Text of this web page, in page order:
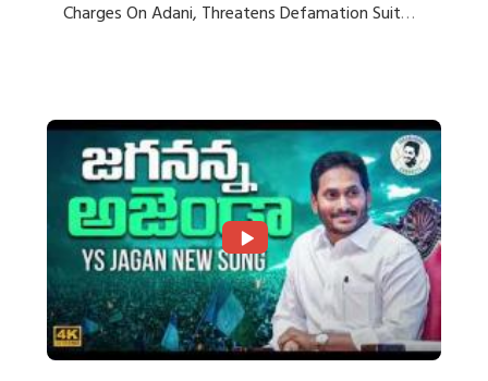
Charges On Adani, Threatens Defamation Suit